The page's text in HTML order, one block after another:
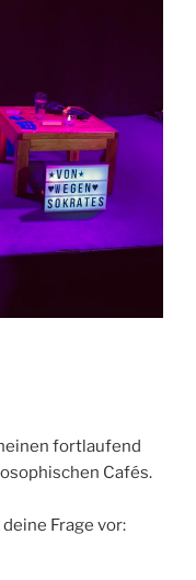
fortlaufend
Cafés.
Frage vor: